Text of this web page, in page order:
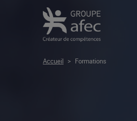
Accueil > Formations